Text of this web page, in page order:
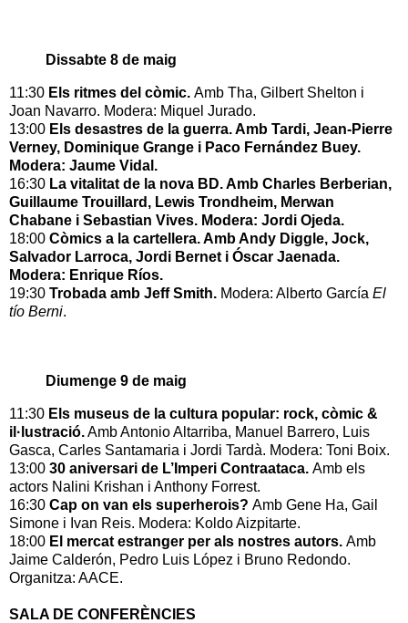
Dissabte 8 de maig
11:30 Els ritmes del còmic. Amb Tha, Gilbert Shelton i
Joan Navarro. Modera: Miquel Jurado.
13:00 Els desastres de la guerra. Amb Tardi, Jean-Pierre
Verney, Dominique Grange i Paco Fernández Buey.
Modera: Jaume Vidal.
16:30 La vitalitat de la nova BD. Amb Charles Berberian,
Guillaume Trouillard, Lewis Trondheim, Merwan
Chabane i Sebastian Vives. Modera: Jordi Ojeda.
18:00 Còmics a la cartellera. Amb Andy Diggle, Jock,
Salvador Larroca, Jordi Bernet i Óscar Jaenada.
Modera: Enrique Ríos.
19:30 Trobada amb Jeff Smith. Modera: Alberto García El
tío Berni.
Diumenge 9 de maig
11:30 Els museus de la cultura popular: rock, còmic &
il·lustració.Amb Antonio Altarriba, Manuel Barrero, Luis
Gasca, Carles Santamaria i Jordi Tardà. Modera: Toni Boix.
13:00 30 aniversari de L’Imperi Contraataca. Amb els
actors Nalini Krishan i Anthony Forrest.
16:30 Cap on van els superherois? Amb Gene Ha, Gail
Simone i Ivan Reis. Modera: Koldo Aizpitarte.
18:00 El mercat estranger per als nostres autors. Amb
Jaime Calderón, Pedro Luis López i Bruno Redondo.
Organitza: AACE.
SALA DE CONFERÈNCIES